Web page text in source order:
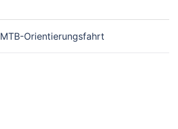
MTB-Orientierungsfahrt